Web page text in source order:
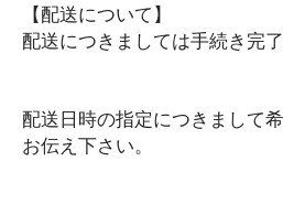
プリンター
ゲームパッド・コントローラー
ヘッドセット・イヤホン
【配送について】
配送につきましては手続き完
配送日時の指定につきまして
お伝え下さい。